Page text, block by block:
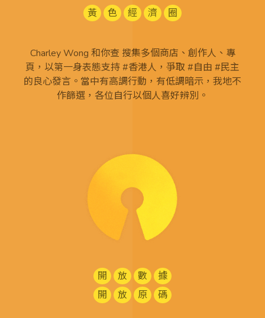
黃 色 經 濟 圈
Charley Wong 和你查 搜集多個商店、創作人、專
頁，以第一身表態支持 #香港人，爭取 #自由 #民主
的良心發言。當中有高調行動，有低調暗示，我地不
作篩選，各位自行以個人喜好辨別。
開 放 數
據
開
放 原 碼